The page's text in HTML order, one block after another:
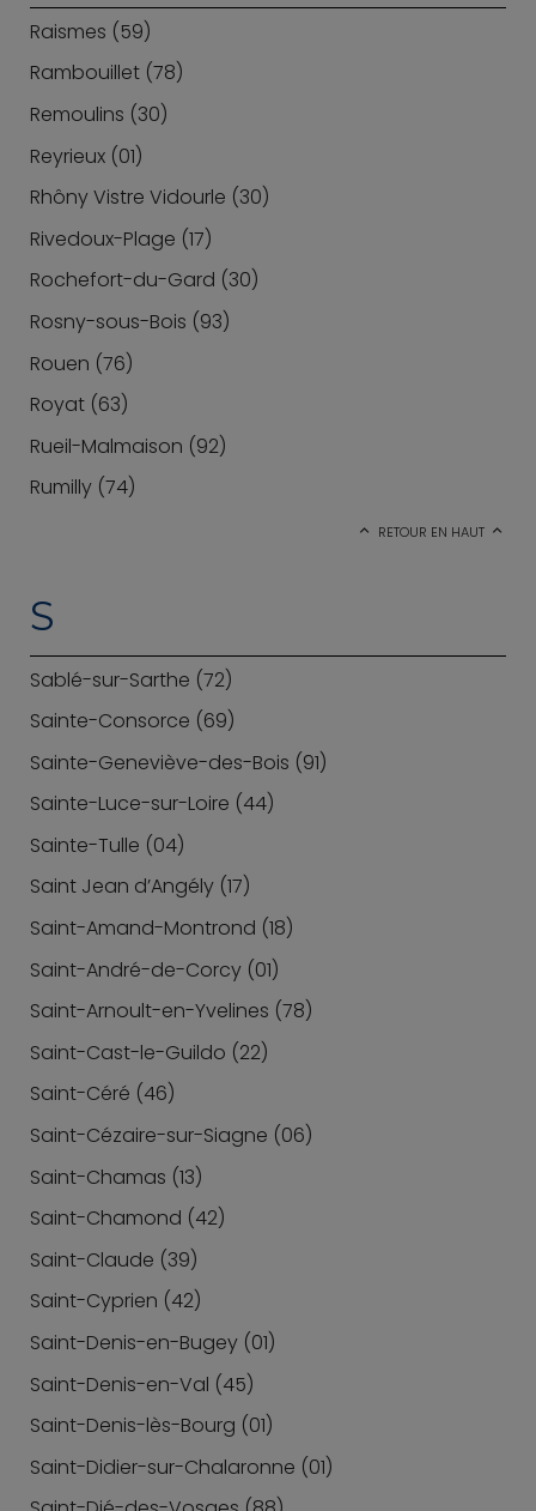
Raismes (59)
Rambouillet (78)
Remoulins (30)
Reyrieux (01)
Rhôny Vistre Vidourle (30)
Rivedoux-Plage (17)
Rochefort-du-Gard (30)
Rosny-sous-Bois (93)
Rouen (76)
Royat (63)
Rueil-Malmaison (92)
Rumilly (74)
RETOUR EN HAUT
S
Sablé-sur-Sarthe (72)
Sainte-Consorce (69)
Sainte-Geneviève-des-Bois (91)
Sainte-Luce-sur-Loire (44)
Sainte-Tulle (04)
Saint Jean d’Angély (17)
Saint-Amand-Montrond (18)
Saint-André-de-Corcy (01)
Saint-Arnoult-en-Yvelines (78)
Saint-Cast-le-Guildo (22)
Saint-Céré (46)
Saint-Cézaire-sur-Siagne (06)
Saint-Chamas (13)
Saint-Chamond (42)
Saint-Claude (39)
Saint-Cyprien (42)
Saint-Denis-en-Bugey (01)
Saint-Denis-en-Val (45)
Saint-Denis-lès-Bourg (01)
Saint-Didier-sur-Chalaronne (01)